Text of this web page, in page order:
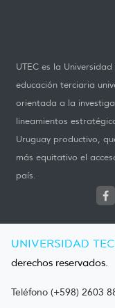
UTEC es la
educación terciaria
orientada a la
lineamientos
Uruguay productivo,
más equitativo el
país.
UNIVERSIDAD
derechos reservados.
Teléfono (+598) 2603